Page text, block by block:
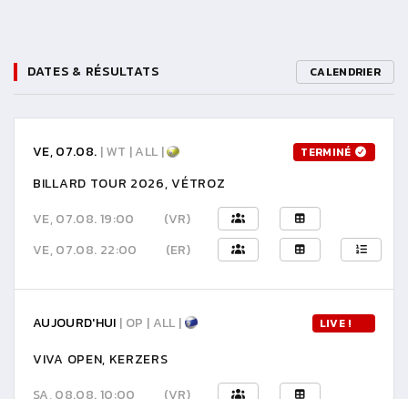
DATES & RÉSULTATS CALENDRIER
VE, 07.08. | WT | ALL | TERMINÉ
BILLARD TOUR 2026, VÉTROZ
VE, 07.08. 19:00
(VR)
VE, 07.08. 22:00
(ER)
AUJOURD'HUI | OP | ALL | LIVE !
VIVA OPEN, KERZERS
SA, 08.08. 10:00
(VR)